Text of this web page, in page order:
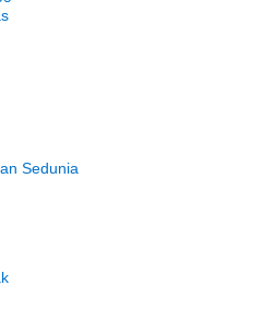
Sedunia